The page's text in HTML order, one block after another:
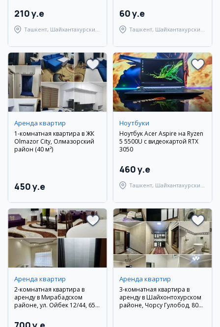
210 y.e
Ташкент, Шайхантахурский
60 y.e
Ташкент, Шайхантахурский
Аренда квартир
1-комнатная квартира в ЖК
Olmazor City, Олмазорский
район (40 м²)
450 y.e
Ноутбуки
Ноутбук Acer Aspire на Ryzen
5 5500U с видеокартой RTX
3050
460 y.e
Ташкент, Шайхантахурский
Аренда квартир
2-комнатная квартира в
аренду в Мирабадском
районе, ул. Ойбек 12/44, 65
техника
Аренда квартир
3-комнатная квартира в
аренду в Шайхонтохурском
районе, Чорсу Гулобод, 80